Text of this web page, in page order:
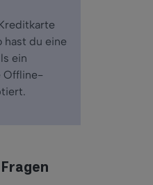
hast du eine
ein
Offline-